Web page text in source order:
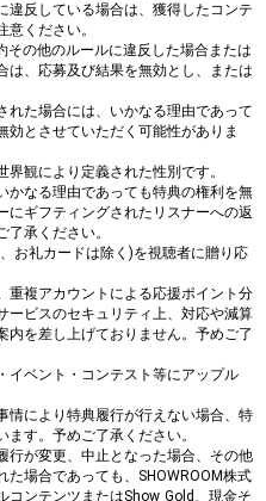
違反している場合は、獲得したコンテ
ください。
その他のルールに違反した場合または
は、応募及び結果を無効とし、または
れた場合には、いかなる理由であって
効とさせていただく可能性がありま
界観により定義された性別です。
かなる理由であっても特典の権利を無
にギフティングされたリスナーへの返
承ください。
お礼カードは除く)を視聴者に贈り応
重複アカウントによる応援ポイント分
ービスのセキュリティ上、対応や減算
内を差し上げておりません。予めご了
イベント・コンテスト等にアップル
情により特典履行が行えない場合、特
す。予めご了承ください。
行が変更、中止となった場合、その他
場合であっても、SHOWROOM株式
コンテンツまたはShow Gold、現金そ